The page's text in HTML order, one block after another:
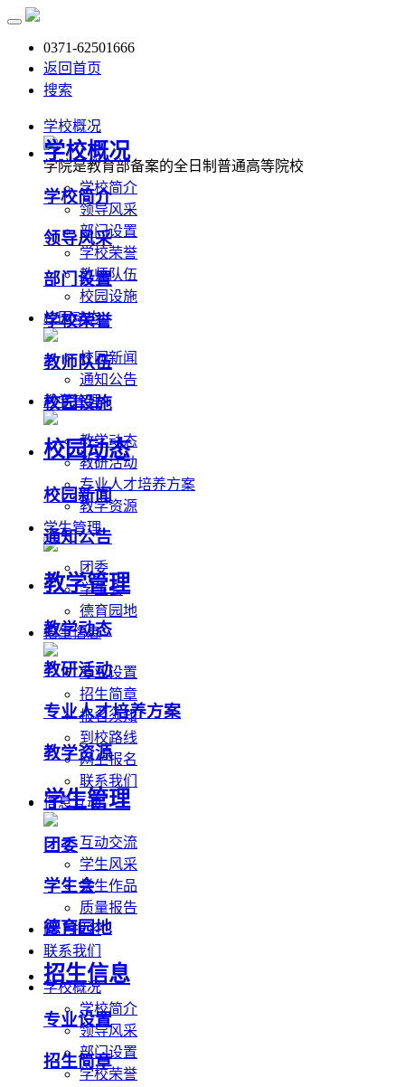
0371-62501666
返回首页
搜索
学校概况
学院是教育部备案的全日制普通高等院校
学校简介
领导风采
部门设置
学校荣誉
教师队伍
校园设施
校园动态
校园新闻
通知公告
教学管理
教学动态
教研活动
专业人才培养方案
教学资源
学生管理
团委
学生会
德育园地
招生信息
专业设置
招生简章
报名须知
到校路线
网上报名
联系我们
信息互动
互动交流
学生风采
学生作品
质量报告
网上报名
联系我们
学校概况
学校简介
领导风采
部门设置
学校荣誉
学校概况
学校简介
领导风采
部门设置
学校荣誉
教师队伍
校园设施
校园动态
校园新闻
通知公告
教学管理
教学动态
教研活动
专业人才培养方案
教学资源
学生管理
团委
学生会
德育园地
招生信息
专业设置
招生简章